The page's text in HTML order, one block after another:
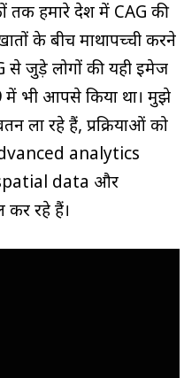
तक हमारे देश में CAG की
के बीच माथापच्ची करने
से जुड़े लोगों की यही इमेज
में भी आपसे किया था। मुझे
ला रहे हैं, प्रक्रियाओं को
analytics
data और
रहे हैं।